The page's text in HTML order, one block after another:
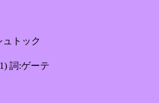
トック
詞:ゲーテ